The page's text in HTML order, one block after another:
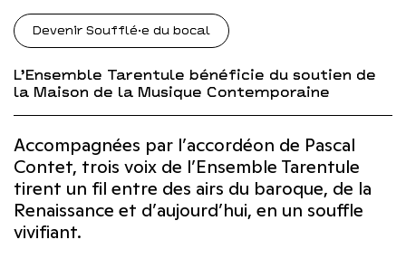
Devenir Soufflé·e du bocal
L’Ensemble Tarentule bénéficie du soutien de
la Maison de la Musique Contemporaine
Accompagnées par l’accordéon de Pascal
Contet, trois voix de l’Ensemble Tarentule
tirent un fil entre des airs du baroque, de la
Renaissance et d’aujourd’hui, en un souffle
vivifiant.